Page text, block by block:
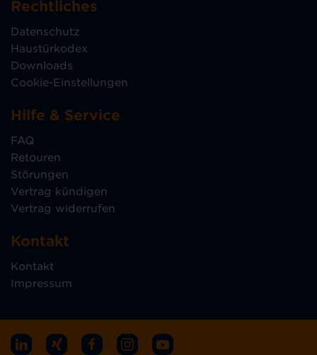
Rechtliches
Datenschutz
Haustürkodex
Downloads
Cookie-Einstellungen
Hilfe & Service
FAQ
Retouren
Störungen
Vertrag kündigen
Vertrag widerrufen
Kontakt
Kontakt
Impressum